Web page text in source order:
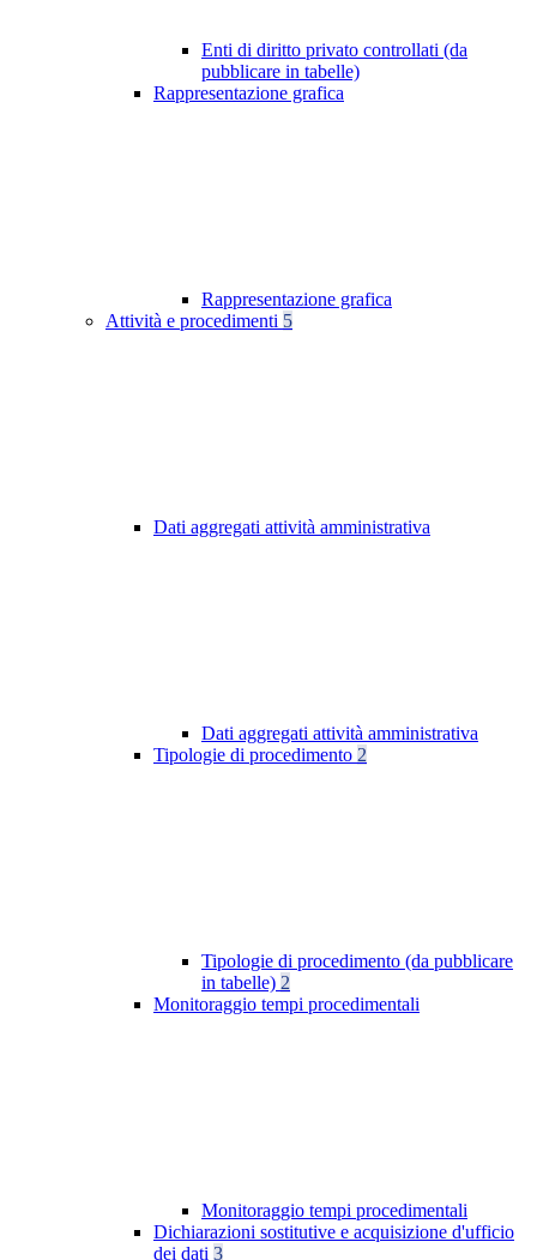
Enti di diritto privato controllati (da
pubblicare in tabelle)
Rappresentazione grafica
Rappresentazione grafica
Attività e procedimenti 5
Dati aggregati attività amministrativa
Dati aggregati attività amministrativa
Tipologie di procedimento 2
Tipologie di procedimento (da pubblicare
in tabelle) 2
Monitoraggio tempi procedimentali
Monitoraggio tempi procedimentali
Dichiarazioni sostitutive e acquisizione d'ufficio
dei dati 3